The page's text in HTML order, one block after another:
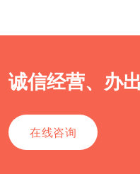
诚信经营、办
在线咨询